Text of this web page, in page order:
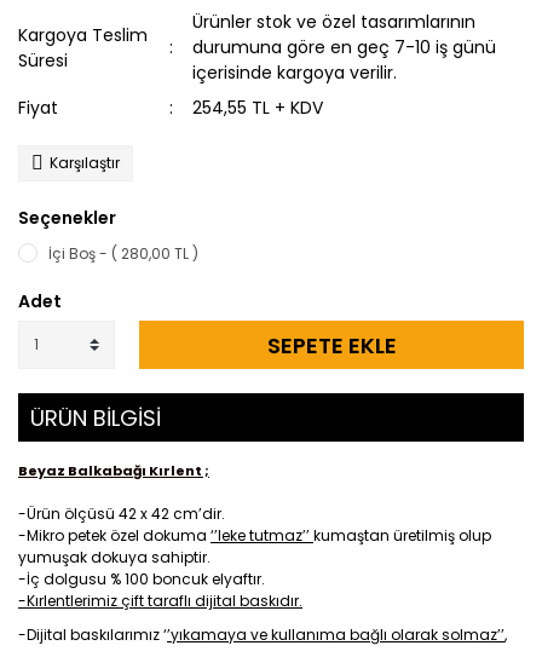
Kargoya Teslim
Süresi
Ürünler stok ve özel tasarımlarının
durumuna göre en geç 7-10 iş günü
içerisinde kargoya verilir.
Fiyat
254,55 TL + KDV
Karşılaştır
Seçenekler
İçi Boş - ( 280,00 TL )
Adet
SEPETE EKLE
ÜRÜN BİLGİSİ
Beyaz Balkabağı Kırlent ;
-Ürün ölçüsü 42 x 42 cm’dir.
-Mikro petek özel dokuma ‘’leke tutmaz’’kumaştan üretilmiş olup
yumuşak dokuya sahiptir.
-İç dolgusu % 100 boncuk elyaftır.
-Kırlentlerimiz çift taraflı dijital baskıdır.
-Dijital baskılarımız ‘’yıkamaya ve kullanıma bağlı olarak solmaz’’,